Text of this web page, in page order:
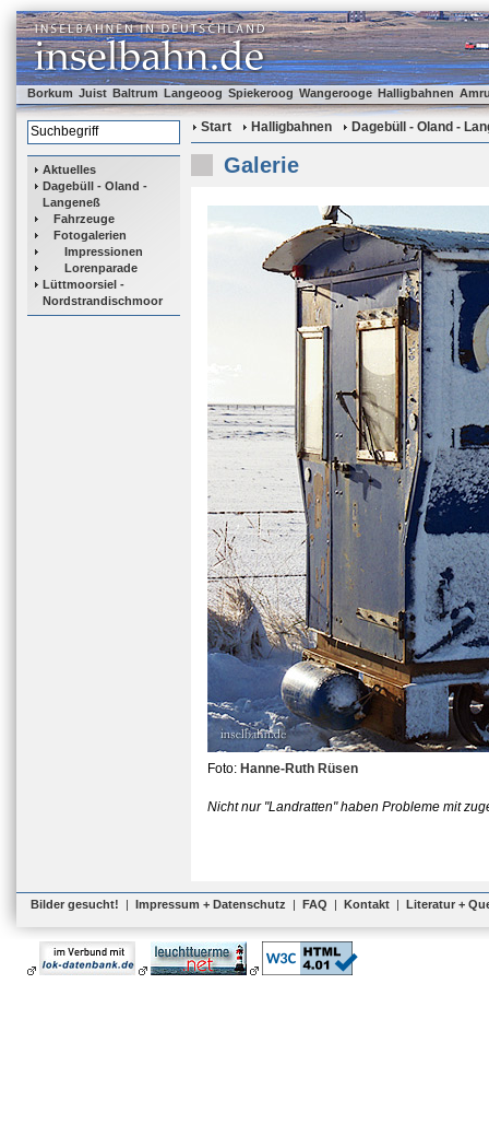
Borkum Juist Baltrum Langeoog Spiekeroog Wangerooge Halligbahnen
Aktuelles
Dagebüll - Oland -
Langeneß
Fahrzeuge
Fotogalerien
Impressionen
Lorenparade
Lüttmoorsiel -
Nordstrandischmoor
Start Halligbahnen Dagebüll - Oland -
Galerie
Foto: Hanne-Ruth Rüsen
Nicht nur "Landratten" haben Probleme mit
Bilder gesucht! | Impressum + Datenschutz | FAQ | Kontakt | Literatur +